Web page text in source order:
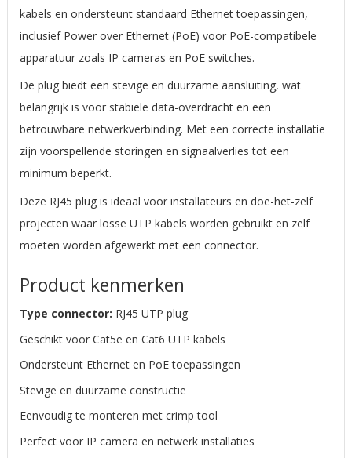
kabels en ondersteunt standaard Ethernet toepassingen,
inclusief Power over Ethernet (PoE) voor PoE-compatibele
apparatuur zoals IP cameras en PoE switches.
De plug biedt een stevige en duurzame aansluiting, wat
belangrijk is voor stabiele data-overdracht en een
betrouwbare netwerkverbinding. Met een correcte installatie
zijn voorspellende storingen en signaalverlies tot een
minimum beperkt.
Deze RJ45 plug is ideaal voor installateurs en doe-het-zelf
projecten waar losse UTP kabels worden gebruikt en zelf
moeten worden afgewerkt met een connector.
Product kenmerken
Type connector: RJ45 UTP plug
Geschikt voor Cat5e en Cat6 UTP kabels
Ondersteunt Ethernet en PoE toepassingen
Stevige en duurzame constructie
Eenvoudig te monteren met crimp tool
Perfect voor IP camera en netwerk installaties